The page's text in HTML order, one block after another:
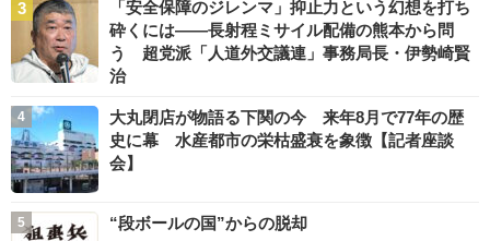
「安全保障のジレンマ」抑止力という幻想を打ち
砕くには――長射程ミサイル配備の熊本から問
う 超党派「人道外交議連」事務局長・伊勢崎賢
治
大丸閉店が物語る下関の今 来年8月で77年の歴
史に幕 水産都市の栄枯盛衰を象徴【記者座談
会】
“段ボールの国”からの脱却